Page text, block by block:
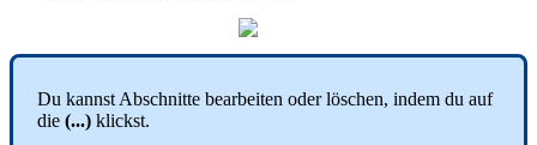
Du kannstAbschnitte bearbeiten oder löschen, indem du auf
die (...) klickst.